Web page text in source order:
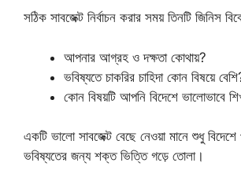
সঠিক সাবজেক্ট নির্বাচন করার সময় তিনটি জিনিস
আপনার আগ্রহ ও দক্ষতা কোথায়?
ভবিষ্যতে চাকরির চাহিদা কোন বিষয়ে
কোন বিষয়টি আপনি বিদেশে ভালোভাবে
একটি ভালো সাবজেক্ট বেছে নেওয়া মানে শুধু
ভবিষ্যতের জন্য শক্ত ভিত্তি গড়ে তোলা।